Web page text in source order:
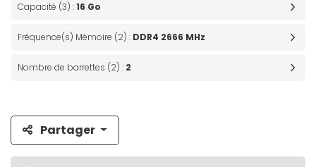
Capacité (3) :16 Go
Fréquence(s) Mémoire (2) : DDR4 2666 MHz
Nombre de barrettes (2) : 2
Partager